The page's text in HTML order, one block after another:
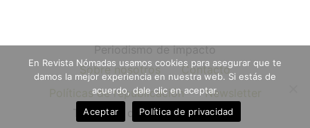
Periodismo de impacto
Sobre nosotros
Contacto
Políticas de republicación
Newsletter
Todos los derechos reservados
En Revista Nómadas usamos cookies para asegurar que te
damos la mejor experiencia en nuestra web. Si estás de
acuerdo, dale clic en aceptar.
Aceptar
Política de privacidad